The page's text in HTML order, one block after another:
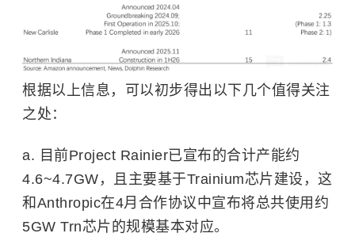
根据以上信息，可以初步得出以下几个值得关注
之处：
a. 目前Project Rainier已宣布的合计产能约
4.6~4.7GW，且主要基于Trainium芯片建设，这
和Anthropic在4月合作协议中宣布将总共使用约
5GW Trn芯片的规模基本对应。